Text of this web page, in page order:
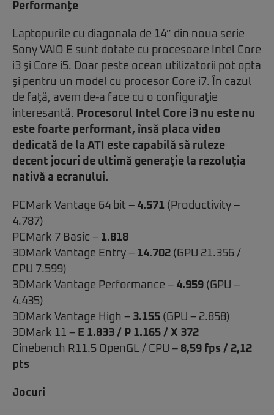
Performanţe
Laptopurile cu diagonala de 14″ din noua serie
Sony VAIO E sunt dotate cu procesoare Intel Core
i3 şi Core i5. Doar peste ocean utilizatorii pot opta
şi pentru un model cu procesor Core i7. În cazul
de faţă, avem de-a face cu o configuraţie
interesantă. Procesorul Intel Core i3 nu este nu
este foarte performant, însă placa video
dedicată de la ATI este capabilă să ruleze
decent jocuri de ultimă generaţie la rezoluţia
nativă a ecranului.
PCMark Vantage 64 bit – 4.571 (Productivity –
4.787)
PCMark 7 Basic – 1.818
3DMark Vantage Entry – 14.702 (GPU 21.356 /
CPU 7.599)
3DMark Vantage Performance – 4.959 (GPU –
4.435)
3DMark Vantage High – 3.155 (GPU – 2.858)
3DMark 11 – E 1.833 / P 1.165 / X 372
Cinebench R11.5 OpenGL / CPU – 8,59 fps / 2,12
pts
Jocuri